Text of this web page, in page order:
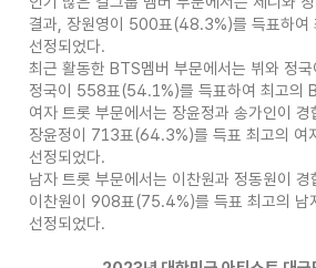
결과, 장원영이 500표(48.3%)를 득표하여
선정되었다.
최근 활동한 BTS멤버 부문에서는 뷔와 정
정국이 558표(54.1%)를 득표하여 최고의
여자 트롯 부문에서는 장윤정과 송가인이
장윤정이 713표(64.3%)를 득표 최고의 여
선정되었다.
남자 트롯 부문에서는 이찬원과 정동원이 경
이찬원이 908표(75.4%)를 득표 최고의 남
선정되었다.